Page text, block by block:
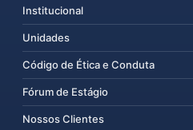
Institucional
Unidades
Código de Ética e Conduta
Fórum de Estágio
Nossos Clientes